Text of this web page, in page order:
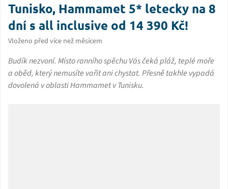
Tunisko, Hammamet 5* letecky na 8
dní s all inclusive od 14 390 Kč!
Vloženo před více než měsícem
Budík nezvoní. Místo ranního spěchu Vás čeká pláž, teplé moře
a oběd, který nemusíte vařit ani chystat. Přesně takhle vypadá
dovolená v oblasti Hammamet v Tunisku.